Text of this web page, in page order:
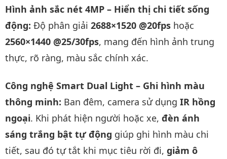
Hình ảnh sắc nét 4MP – Hiển thị chi tiết sống
động: Độ phân giải 2688×1520 @20fps hoặc
2560×1440 @25/30fps, mang đến hình ảnh trung
thực, rõ ràng, màu sắc chính xác.
Công nghệ Smart Dual Light – Ghi hình màu
thông minh: Ban đêm, camera sử dụng IR hồng
ngoại. Khi phát hiện người hoặc xe, đèn ánh
sáng trắng bật tự động giúp ghi hình màu chi
tiết, sau đó tự tắt khi mục tiêu rời đi, giảm ô